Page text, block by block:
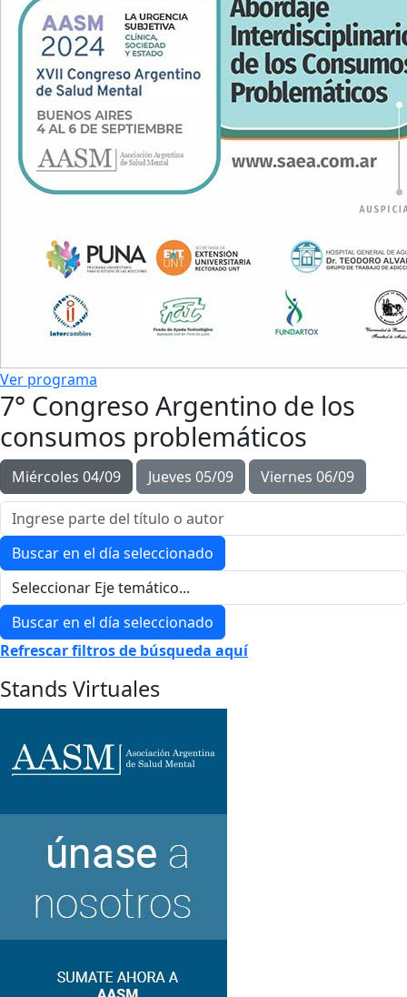
Ver programa
7° Congreso Argentino de los
consumos problemáticos
Miércoles 04/09 Jueves 05/09 Viernes 06/09
Buscar en el día seleccionado
Buscar en el día seleccionado
Refrescar filtros de búsqueda aquí
Stands Virtuales